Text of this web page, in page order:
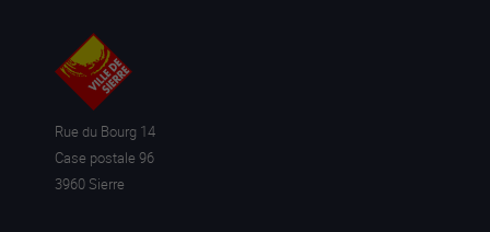
Rue du Bourg 14
Case postale 96
3960 Sierre